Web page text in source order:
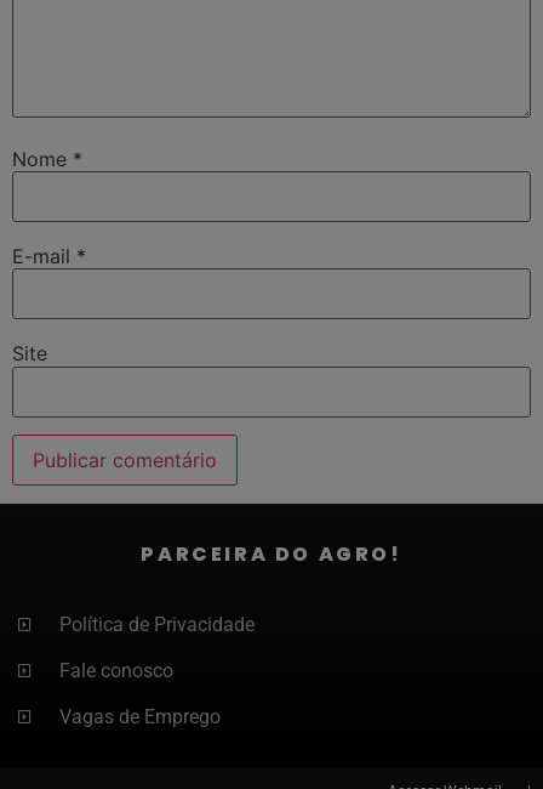
Nome *
E-mail *
Site
PARCEIRA DO AGRO!
Política de Privacidade
Fale conosco
Vagas de Emprego